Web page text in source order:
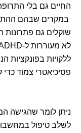
החיים גם בלי
במקרים שבהם
שוקלים גם פתרונות
ללקויות בפונקציות
פסיכיאטרי צמוד
ניתן לומר שהגישה